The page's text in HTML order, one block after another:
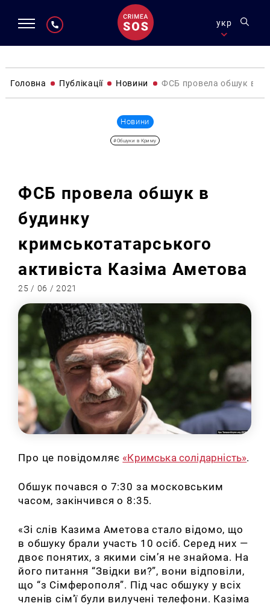
укр
Головна Публікації Новини ФСБ провела обшук в
Новини
#Обшуки в Криму
ФСБ провела обшук в
будинку
кримськотатарського
активіста Казіма Аметова
25 / 06 / 2021
Про це повідомляє «Кримська солідарність».
Обшук почався о 7:30 за московським
часом, закінчився о 8:35.
«Зі слів Казима Аметова стало відомо, що
в обшуку брали участь 10 осіб. Серед них —
двоє понятих, з якими сім’я не знайома. На
його питання “Звідки ви?”, вони відповіли,
що “з Сімферополя”. Під час обшуку у всіх
членів сім’ї були вилучені телефони. Казіма